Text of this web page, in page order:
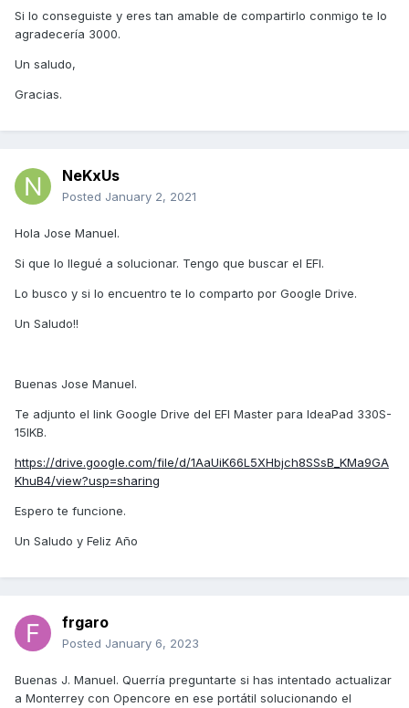
Procesador: 1x procesador Intel Core i7-8550U (Core i7-
Memoria: 1x 4GBDDR42400
Red inalámbrica: 1x
Monitor: 15.6 HD
Ojalá pueden ayudarme con el config.plis y DSDT que vaya
encontrado pero no se si se puede mejorar.
Si lo conseguiste y eres tan amable de compartirlo conmigo te lo
agradecería 3000.
Un saludo,
Gracias.
NeKxUs
Posted January 2, 2021
Hola Jose Manuel.
Si que lo llegué a solucionar. Tengo que buscar el EFI.
Lo busco y si lo encuentro te lo comparto por Google Drive.
Un Saludo!!
Buenas Jose Manuel.
Te adjunto el link Google Drive del EFI Master para IdeaPad 330S-
15IKB.
https://drive.google.com/file/d/1AaUiK66L5XHbjch8SSsB_KMa9GA
KhuB4/view?usp=sharing
Espero te funcione.
Un Saludo y Feliz Año
frgaro
Posted January 6, 2023
Buenas J. Manuel. Querría preguntarte si has intentado actualizar
a Monterrey con Opencore en ese portátil solucionando el